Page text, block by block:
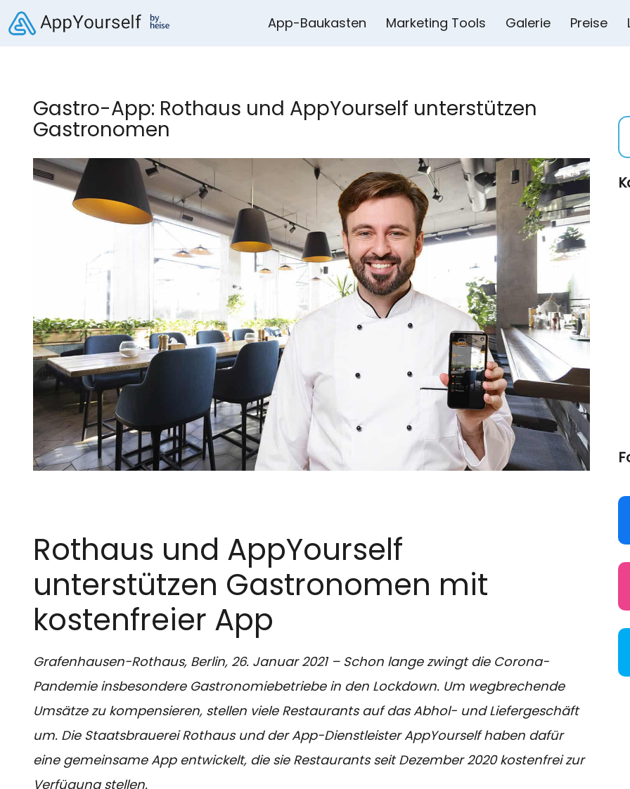
App-Baukasten Marketing Tools Galerie Preise
Gastro-App: Rothaus und AppYourself unterstützen
Gastronomen
Rothaus und AppYourself
unterstützen Gastronomen mit
kostenfreier App
Grafenhausen-Rothaus, Berlin, 26. Januar 2021 – Schon lange zwingt die Corona-
Pandemie insbesondere Gastronomiebetriebe in den Lockdown. Um wegbrechende
Umsätze zu kompensieren, stellen viele Restaurants auf das Abhol- und Liefergeschäft
um. Die Staatsbrauerei Rothaus und der App-Dienstleister AppYourself haben dafür
eine gemeinsame App entwickelt, die sie Restaurants seit Dezember 2020 kostenfrei zur
Verfügung stellen.